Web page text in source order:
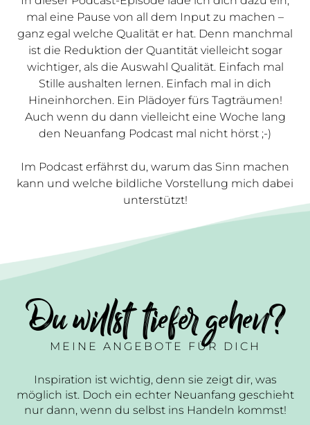
mal eine Pause von all dem Input zu machen –
ganz egal welche Qualität er hat. Denn manchmal
ist die Reduktion der Quantität vielleicht sogar
wichtiger, als die Auswahl Qualität. Einfach mal
Stille aushalten lernen. Einfach mal in dich
Hineinhorchen. Ein Plädoyer fürs Tagträumen!
Auch wenn du dann vielleicht eine Woche lang
den Neuanfang Podcast mal nicht hörst ;-)
Im Podcast erfährst du, warum das Sinn machen
kann und welche bildliche Vorstellung mich dabei
unterstützt!
Du willst tiefer gehen?
MEINE ANGEBOTE FÜR DICH
Inspiration ist wichtig, denn sie zeigt dir, was
möglich ist. Doch ein echter Neuanfang geschieht
nur dann, wenn du selbst ins Handeln kommst!